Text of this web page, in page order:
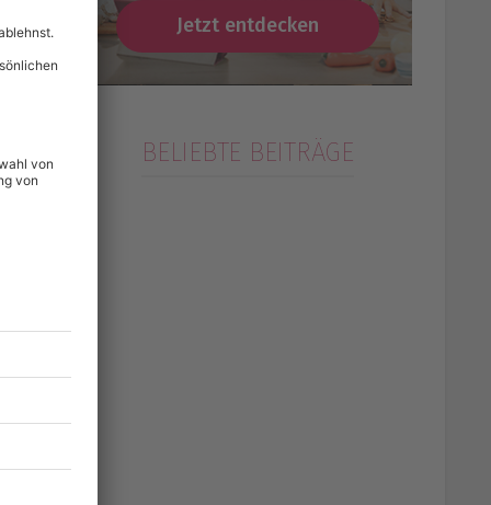
Jetzt entdecken
BELIEBTE BEITRÄGE